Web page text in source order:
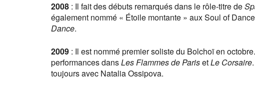
2008 : Il fait des débuts remarqués dans le rôle-titre de
également nommé « Étoile montante » aux Soul of
Dance.
2009 : Il est nommé premier soliste du Bolchoï en
performances dansLes Flammes de ParisetLe Corsaire
toujours avec Natalia Ossipova.